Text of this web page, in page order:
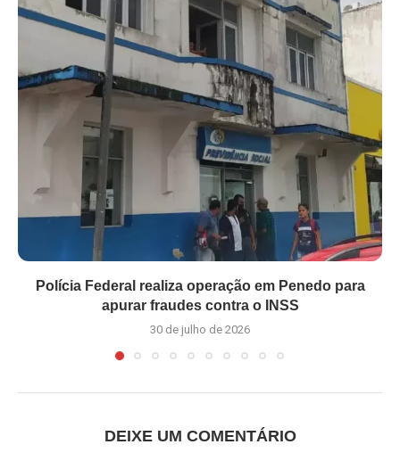
Polícia Federal realiza operação em Penedo para
apurar fraudes contra o INSS
30 de julho de 2026
DEIXE UM COMENTÁRIO